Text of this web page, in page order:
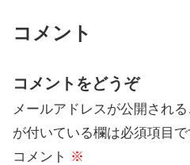
コメント
コメントをどうぞ
メールアドレスが公開される
が付いている欄は必須項目で
コメント ※